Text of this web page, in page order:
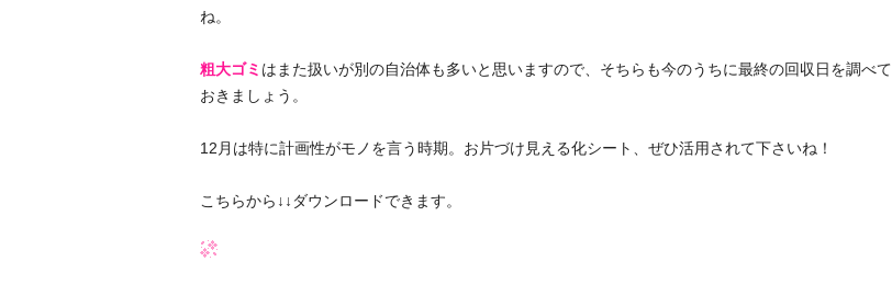
ね。
粗大ゴミ はまた扱いが別の自治体も多いと思いますので、そちらも今のうちに最終の回収日を調べて
おきましょう。
12月は特に計画性がモノを言う時期。お片づけ見える化シート、ぜひ活用されて下さいね！
こちらから↓↓ダウンロードできます。